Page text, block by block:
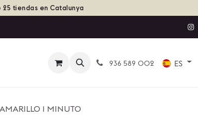
25 tiendas en Catalunya
936 589 002 ES
1 MINUTO